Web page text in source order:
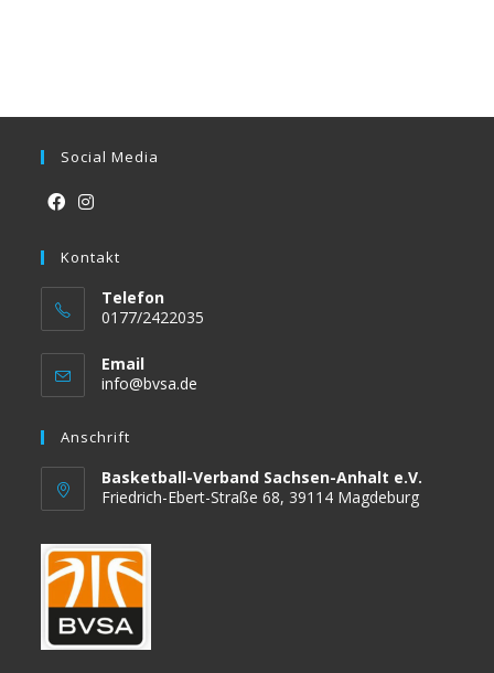
Social Media
a
new
in
a
new
Kontakt
Telefon
0177/2422035
Email
info@bvsa.de
Anschrift
Basketball-Verband Sachsen-Anhalt e.V.
Friedrich-Ebert-Straße 68, 39114 Magdeburg